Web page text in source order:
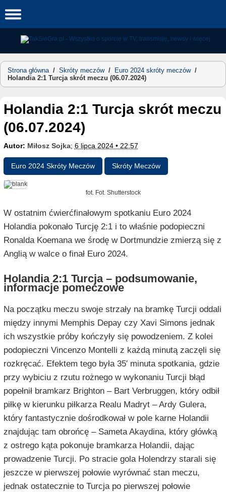
to
Strona główna/ Skróty meczów/ Euro 2024 skróty meczów/
Holandia 2:1 Turcja skrót meczu (06.07.2024)
Holandia 2:1 Turcja skrót meczu
(06.07.2024)
Autor: Miłosz Sojka; 6 lipca 2024 • 22:57
Euro 2024 Skróty Meczów Skróty Meczów
fot. Fot. Shutterstock
W ostatnim ćwierćfinałowym spotkaniu Euro 2024
Holandia pokonało Turcję 2:1 i to właśnie podopieczni
Ronalda Koemana we środę w Dortmundzie zmierzą się z
Anglią w walce o finał Euro 2024.
Holandia 2:1 Turcja – podsumowanie,
informacje pomeczowe
Na początku meczu swoje strzały na bramkę Turcji oddali
między innymi Memphis Depay czy Xavi Simons jednak
ich wszystkie próby kończyły się powodzeniem. Z kolei
podopieczni Vincenzo Montelli z każdą minutą zaczęli się
rozkręcać. Efektem tego była 35′ minuta spotkania, gdzie
przy wybiciu z rzutu rożnego w wykonaniu Turcji błąd
popełnił bramkarz Brighton – Bart Verbruggen, który odbił
piłkę w kierunku piłkarza Realu Madryt – Ardy Gulera,
który fantastycznie dośrodkował w pole karne Holandii
znajdując tam obrońcę – Sameta Akaydina, który główką
z ostrego kąta pokonuje bramkarza Holandii, dając
prowadzenie Turcji. Po stracie gola Holendrzy starali się
jeszcze w pierwszej połowie wyrównać stan meczu,
jednak ostatecznie to Turcja po pierwszej połowie